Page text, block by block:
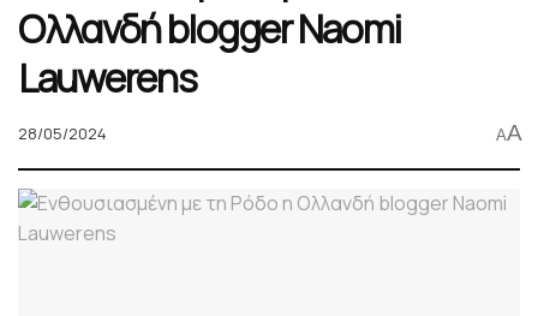
Ολλανδή blogger Naomi
Lauwerens
28/05/2024 AA